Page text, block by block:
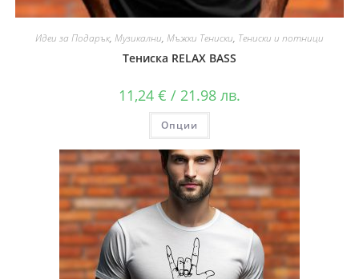
Идеи за Подарък, Музикални, Мъжки Тениски, Тениски и потници
Тениска RELAX BASS
11,24 € / 21.98 лв.
Опции